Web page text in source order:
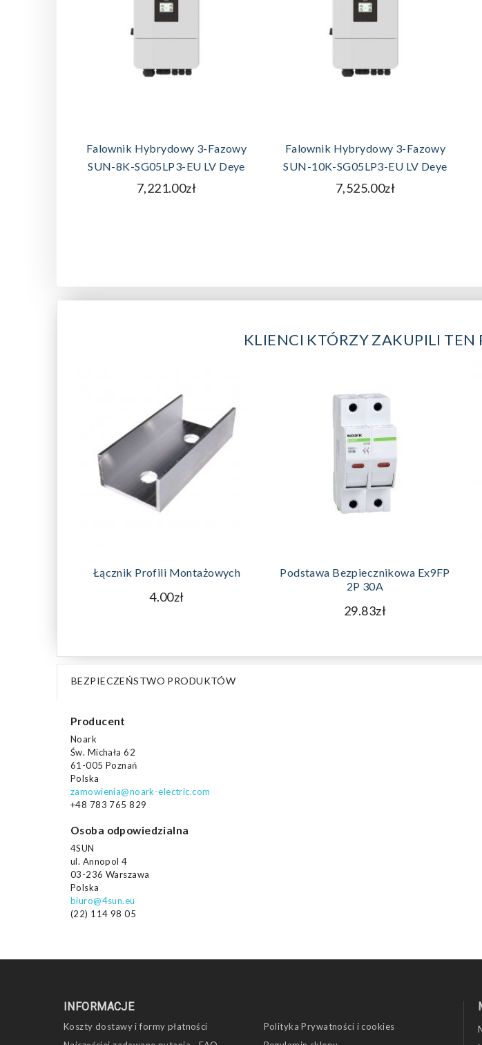
Falownik Hybrydowy 3-Fazowy
SUN-8K-SG05LP3-EU LV Deye
7,221.00zł
Falownik Hybrydowy 3-Fazowy
SUN-10K-SG05LP3-EU LV Deye
7,525.00zł
KLIENCI KTÓRZY ZAKUPILI
Łącznik Profili Montażowych
4.00zł
Podstawa Bezpiecznikowa Ex9FP
2P 30A
29.83zł
BEZPIECZEŃSTWO PRODUKTÓW
Producent
Noark
Św. Michała 62
61-005 Poznań
Polska
zamowienia@noark-electric.com
+48 783 765 829
Osoba odpowiedzialna
4SUN
ul. Annopol 4
03-236 Warszawa
Polska
biuro@4sun.eu
(22) 114 98 05
INFORMACJE
Koszty dostawy i formy płatności
Polityka Prywatności i cookies